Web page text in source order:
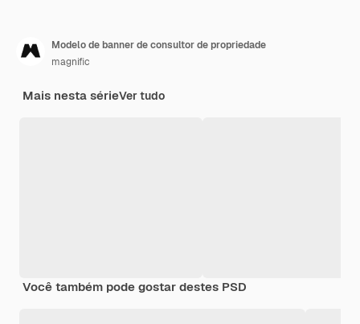
Modelo de banner de consultor de propriedade
magnific
Mais nesta sérieVer tudo
Você também pode gostar destes PSD